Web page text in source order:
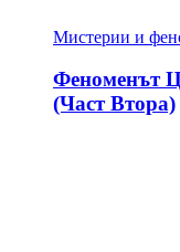
Мистерии и
Феноменът
(Част Втора)